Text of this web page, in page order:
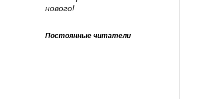
нового!
Постоянные читатели